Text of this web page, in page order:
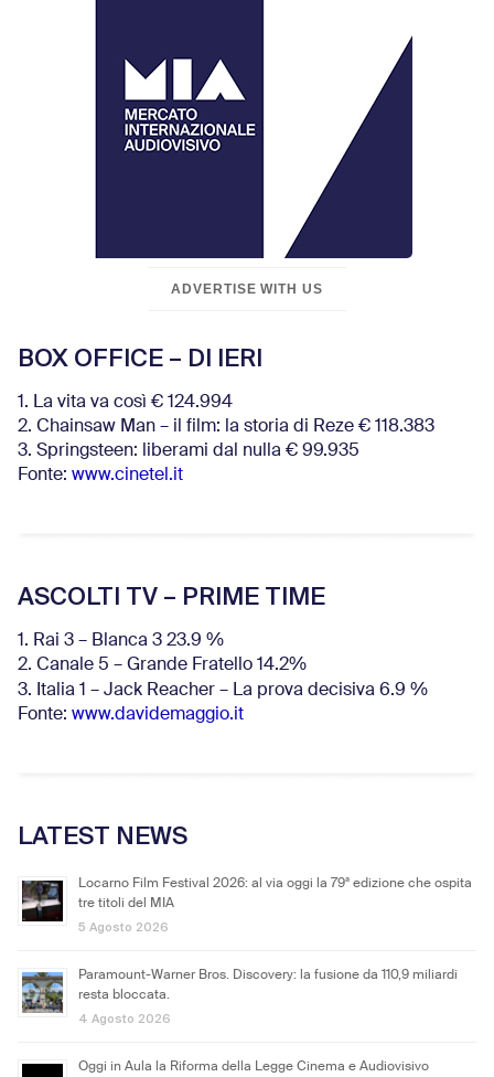
ADVERTISE WITH US
BOX OFFICE – DI IERI
1. La vita va così € 124.994
2. Chainsaw Man – il film: la storia di Reze € 118.383
3. Springsteen: liberami dal nulla € 99.935
Fonte: www.cinetel.it
ASCOLTI TV – PRIME TIME
1. Rai 3 – Blanca 3 23.9 %
2. Canale 5 – Grande Fratello 14.2%
3. Italia 1 – Jack Reacher – La prova decisiva 6.9 %
Fonte: www.davidemaggio.it
LATEST NEWS
Locarno Film Festival 2026: al via oggi la 79ª edizione che ospita
tre titoli del MIA
5 Agosto 2026
Paramount-Warner Bros. Discovery: la fusione da 110,9 miliardi
resta bloccata.
4 Agosto 2026
Oggi in Aula la Riforma della Legge Cinema e Audiovisivo